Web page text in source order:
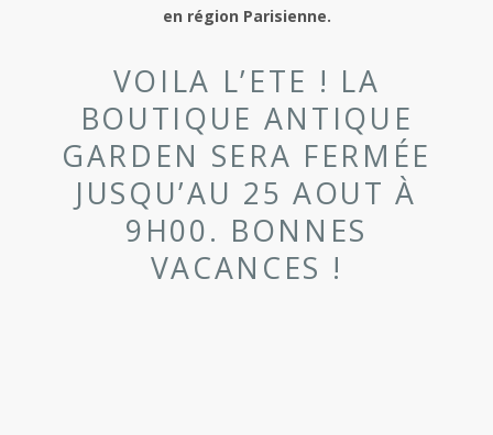
en région Parisienne.
VOILA L’ETE ! LA
BOUTIQUE ANTIQUE
GARDEN SERA FERMÉE
JUSQU’AU 25 AOUT À
9H00. BONNES
VACANCES !